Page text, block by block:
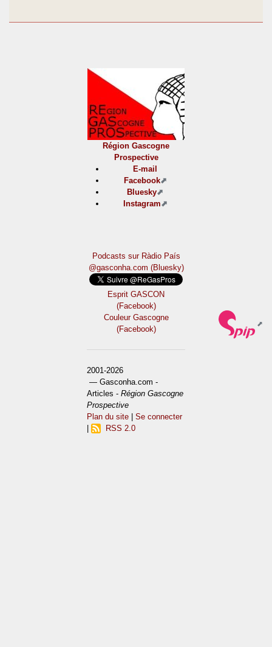
Région Gascogne
Prospective
E-mail
Facebook
Bluesky
Instagram
Podcasts sur Ràdio País
@gasconha.com (Bluesky)
Esprit GASCON
(Facebook)
Couleur Gascogne
(Facebook)
2001-2026
— Gasconha.com -
Articles -Région Gascogne
Prospective
Plan du site |Se connecter
RSS 2.0